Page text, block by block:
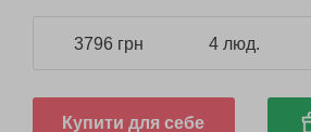
3796 грн 4 люд.
Купити для себе